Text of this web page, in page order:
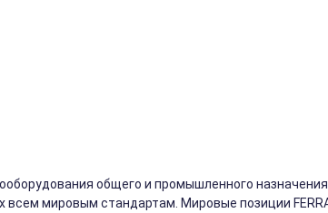
общего и промышленного
мировым стандартам. Мировые позиции